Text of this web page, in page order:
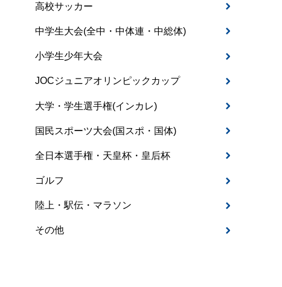
高校サッカー
中学生大会(全中・中体連・中総体)
小学生少年大会
JOCジュニアオリンピックカップ
大学・学生選手権(インカレ)
国民スポーツ大会(国スポ・国体)
全日本選手権・天皇杯・皇后杯
ゴルフ
陸上・駅伝・マラソン
その他